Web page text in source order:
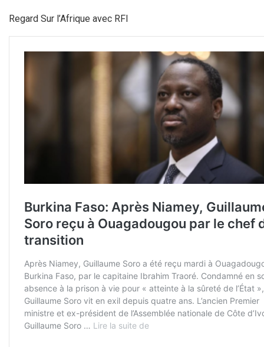
Regard Sur l’Afrique avec RFI